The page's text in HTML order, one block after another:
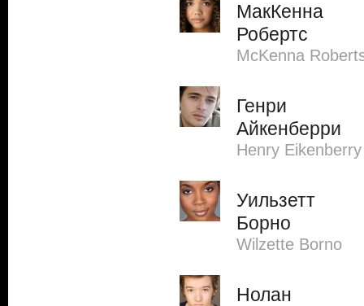
МакКенна
Робертс
McKenna
Генри
Айкенберри
Henry Eikenberry
Уильзетт
Борно
Wilzette Borno
Нолан